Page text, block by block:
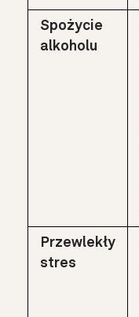
Spożycie
alkoholu
Przewlekły
stres